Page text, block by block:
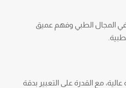
المجال الطبي وفهم عميق
مع القدرة على التعبير بدقة